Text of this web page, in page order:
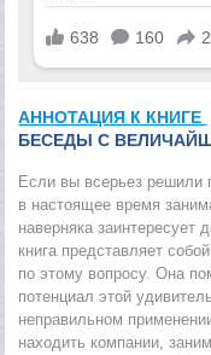
АННОТАЦИЯ К КНИГЕ
БЕСЕДЫ С
Если вы всерьез решили
в настоящее время
наверняка заинтересует
книга представляет
по этому вопросу. Она
потенциал этой
неправильном
находить компании,